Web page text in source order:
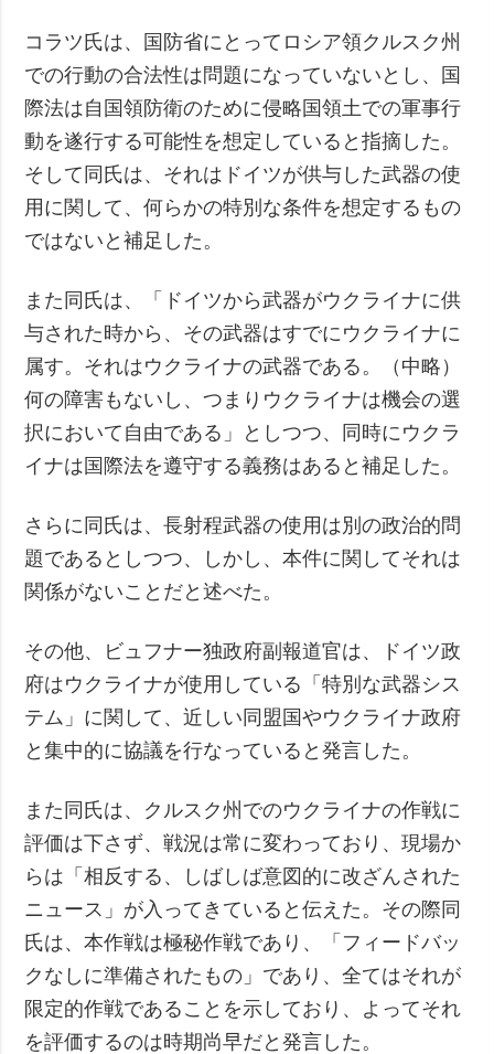
コラツ氏は、国防省にとってロシア領クルスク州
での行動の合法性は問題になっていないとし、国
際法は自国領防衛のために侵略国領土での軍事行
動を遂行する可能性を想定していると指摘した。
そして同氏は、それはドイツが供与した武器の使
用に関して、何らかの特別な条件を想定するもの
ではないと補足した。
また同氏は、「ドイツから武器がウクライナに供
与された時から、その武器はすでにウクライナに
属す。それはウクライナの武器である。（中略）
何の障害もないし、つまりウクライナは機会の選
択において自由である」としつつ、同時にウクラ
イナは国際法を遵守する義務はあると補足した。
さらに同氏は、長射程武器の使用は別の政治的問
題であるとしつつ、しかし、本件に関してそれは
関係がないことだと述べた。
その他、ビュフナー独政府副報道官は、ドイツ政
府はウクライナが使用している「特別な武器シス
テム」に関して、近しい同盟国やウクライナ政府
と集中的に協議を行なっていると発言した。
また同氏は、クルスク州でのウクライナの作戦に
評価は下さず、戦況は常に変わっており、現場か
らは「相反する、しばしば意図的に改ざんされた
ニュース」が入ってきていると伝えた。その際同
氏は、本作戦は極秘作戦であり、「フィードバッ
クなしに準備されたもの」であり、全てはそれが
限定的作戦であることを示しており、よってそれ
を評価するのは時期尚早だと発言した。